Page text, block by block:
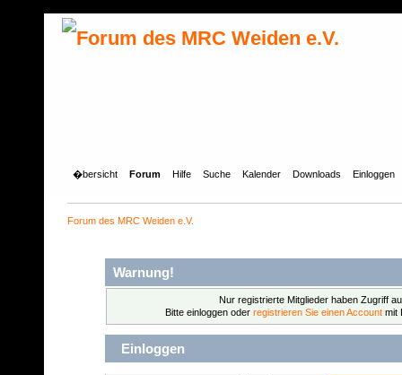
�bersicht Forum Hilfe Suche Kalender Downloads Einloggen
Forum des MRC Weiden e.V.
Warnung!
Nur registrierte Mitglieder haben Zugriff
Bitte einloggen oder registrieren Sie einen Accountmit
Einloggen